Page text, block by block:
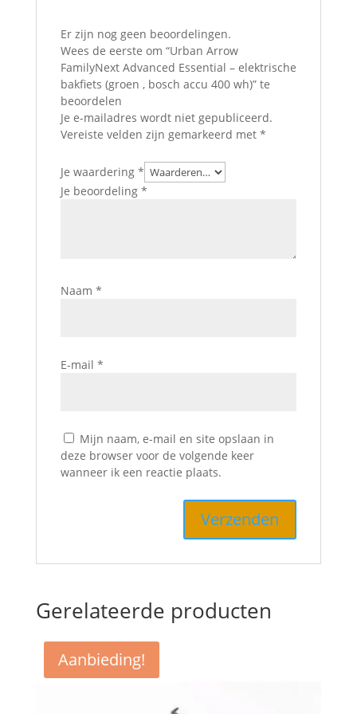
Er zijn nog geen beoordelingen.
Wees de eerste om “Urban Arrow
FamilyNext Advanced Essential – elektrische
bakfiets (groen , bosch accu 400 wh)” te
beoordelen
Je e-mailadres wordt niet gepubliceerd.
Vereiste velden zijn gemarkeerd met *
Je waardering *
Je beoordeling *
Naam *
E-mail *
Mijn naam, e-mail en site opslaan in
deze browser voor de volgende keer
wanneer ik een reactie plaats.
Gerelateerde producten
Aanbieding!